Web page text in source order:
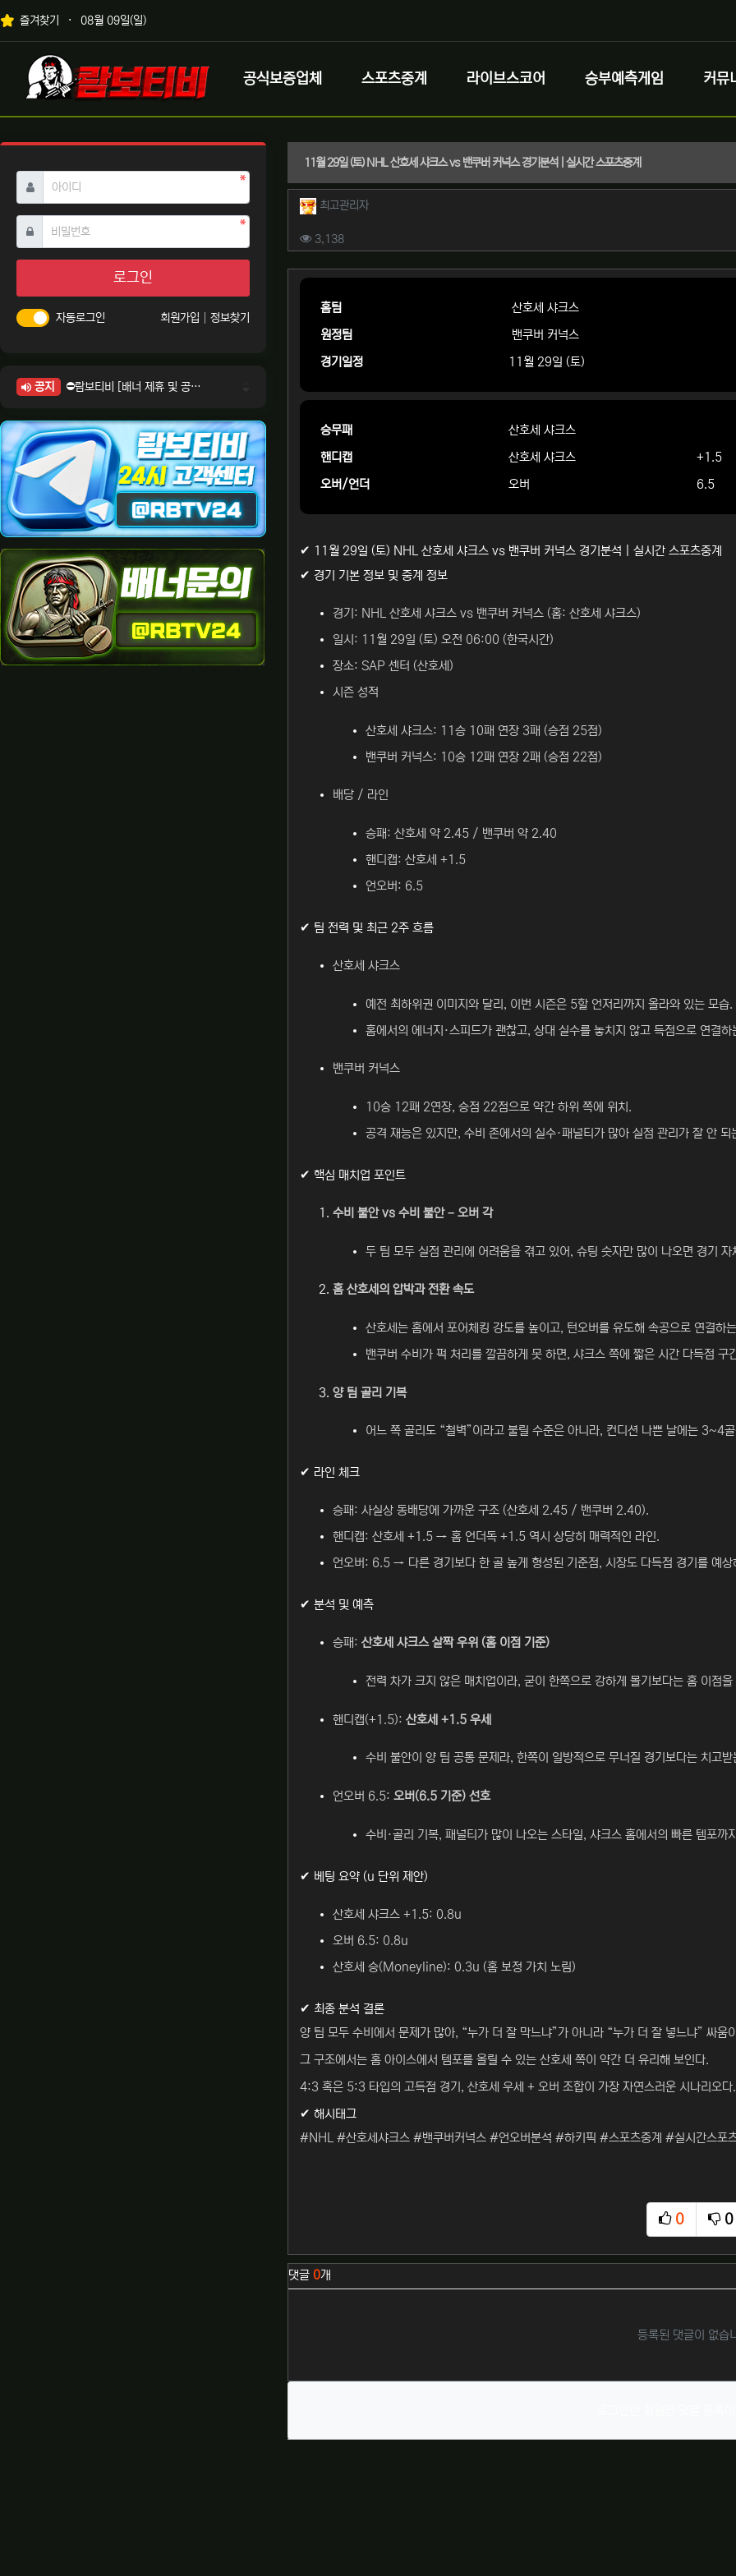
상단 네비
즐겨찾기 08월 09일(일)
메인 메뉴
로고
공식보증업체 스포츠중계 라이브스코어 승부예측게임 커뮤
11월 29일 (토) NHL 산호세 샤크스 vs 밴쿠버 커넉스 경기분석 | 실시간 스포츠중계
작성자 정보
최고관리자작성
컨텐츠 정보
3,138조회
본문
홈팀
산호세 샤크스
원정팀
밴쿠버 커넉스
경기일정
11월 29일 (토)
승무패 산호세 샤크스
핸디캡
산호세 샤크스 +1.5
오버/언더
오버 6.5
✔ 11월 29일 (토) NHL 산호세 샤크스 vs 밴쿠버 커넉스 경기분석 | 실시간 스포츠중계
✔ 경기 기본 정보 및 중계 정보
경기: NHL 산호세 샤크스 vs 밴쿠버 커넉스 (홈: 산호세 샤크스)
일시: 11월 29일 (토) 오전 06:00 (한국시간)
장소: SAP 센터 (산호세)
시즌 성적
산호세 샤크스: 11승 10패 연장 3패 (승점 25점)
밴쿠버 커넉스: 10승 12패 연장 2패 (승점 22점)
배당 / 라인
승패: 산호세 약 2.45 / 밴쿠버 약 2.40
핸디캡: 산호세 +1.5
언오버: 6.5
✔ 팀 전력 및 최근 2주 흐름
산호세 샤크스
예전 최하위권 이미지와 달리, 이번 시즌은 5할 언저리까지 올라와 있는 모습.
홈에서의 에너지·스피드가 괜찮고, 상대 실수를 놓치지 않고 득점으로 연결하
밴쿠버 커넉스
10승 12패 2연장, 승점 22점으로 약간 하위 쪽에 위치.
공격 재능은 있지만, 수비 존에서의 실수·패널티가 많아 실점 관리가 잘 안 되
✔ 핵심 매치업 포인트
수비 불안 vs 수비 불안 – 오버 각
두 팀 모두 실점 관리에 어려움을 겪고 있어, 슈팅 숫자만 많이 나오면 경기
홈 산호세의 압박과 전환 속도
산호세는 홈에서 포어체킹 강도를 높이고, 턴오버를 유도해 속공으로 연결하
밴쿠버 수비가 퍽 처리를 깔끔하게 못 하면, 샤크스 쪽에 짧은 시간 다득점 구
양 팀 골리 기복
어느 쪽 골리도 “철벽”이라고 불릴 수준은 아니라, 컨디션 나쁜 날에는 3~4
✔ 라인 체크
승패: 사실상 동배당에 가까운 구조 (산호세 2.45 / 밴쿠버 2.40).
핸디캡: 산호세 +1.5 → 홈 언더독 +1.5 역시 상당히 매력적인 라인.
언오버: 6.5 → 다른 경기보다 한 골 높게 형성된 기준점, 시장도 다득점 경기를 예상
✔ 분석 및 예측
승패: 산호세 샤크스 살짝 우위 (홈 이점 기준)
전력 차가 크지 않은 매치업이라, 굳이 한쪽으로 강하게 몰기보다는 홈 이점
핸디캡(+1.5): 산호세 +1.5 우세
수비 불안이 양 팀 공통 문제라, 한쪽이 일방적으로 무너질 경기보다는 치고
언오버 6.5: 오버(6.5 기준) 선호
수비·골리 기복, 패널티가 많이 나오는 스타일, 샤크스 홈에서의 빠른 템포
✔ 베팅 요약 (u 단위 제안)
산호세 샤크스 +1.5: 0.8u
오버 6.5: 0.8u
산호세 승(Moneyline): 0.3u (홈 보정 가치 노림)
✔ 최종 분석 결론
양 팀 모두 수비에서 문제가 많아, “누가 더 잘 막느냐”가 아니라 “누가 더 잘 넣느냐” 싸움
그 구조에서는 홈 아이스에서 템포를 올릴 수 있는 산호세 쪽이 약간 더 유리해 보인다.
4:3 혹은 5:3 타입의 고득점 경기, 산호세 우세 + 오버 조합이 가장 자연스러운 시나리오다.
✔ 해시태그
#NHL #산호세샤크스 #밴쿠버커넉스 #언오버분석 #하키픽 #스포츠중계 #실시간스포
0
추천
0
비
관련자료
댓글 0개
등록된 댓글이 없습
아이디 필수
비밀번호필수
로그인
자동로그인 회원가입 정보찾기
공지
⛔람보티비 [배너 제휴 및 공식 입점 문의 안내]
⛔람보티비 [정회원 등급UP! 안내사항]
⛔람보티비 [채팅방 이용시 주의사항]
⛔람보티비 [공식보증업체 안내]